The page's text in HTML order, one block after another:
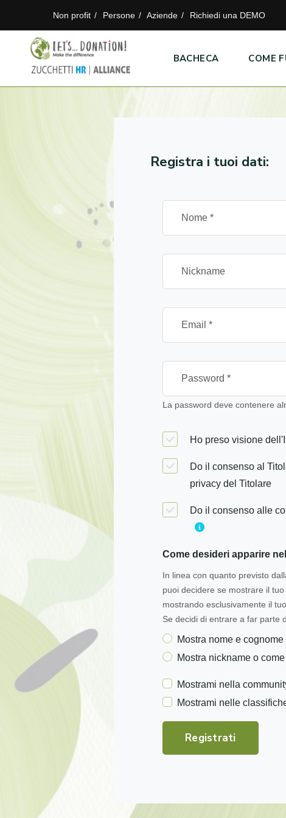
Non profit Persone Aziende Richiedi una DEMO
BACHECA COME
Registra i tuoi dati:
La password deve contenere
Ho preso visione
Do il consenso al
privacy del Titolare
Do il consenso alle
Come desideri apparire
In linea con quanto previsto
puoi decidere se mostrare il
mostrando esclusivamente il
Se decidi di entrare a far parte
Mostra nome e cognome
Mostra nickname o
Mostrami nella
Mostrami nelle
Registrati